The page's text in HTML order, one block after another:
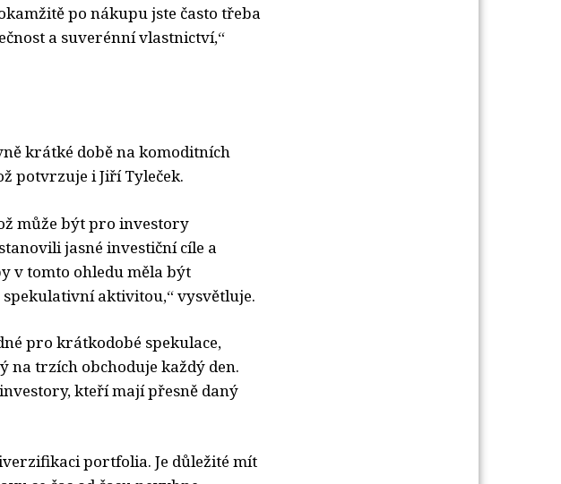
po nákupu jste často třeba
a suverénní vlastnictví,“
krátké době na komoditních
potvrzuje i Jiří Tyleček.
může být pro investory
jasné investiční cíle a
v tomto ohledu měla být
aktivitou,“ vysvětluje.
pro krátkodobé spekulace,
na trzích obchoduje každý den.
kteří mají přesně daný
portfolia. Je důležité mít